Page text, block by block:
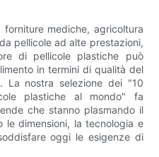
mediche, agricoltura
pellicole ad alte prestazioni,
di pellicole plastiche può
in termini di qualità del
La nostra selezione dei "10
plastiche al mondo" fa
che stanno plasmando il
le dimensioni, la tecnologia e
oggi le esigenze di